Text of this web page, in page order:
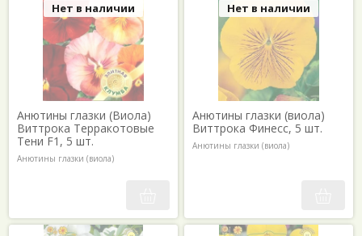
Нет в наличии
Анютины глазки (Виола)
Виттрока Терракотовые
Тени F1, 5 шт.
Анютины глазки (виола)
Нет в наличии
Анютины глазки (виола)
Виттрока Финесс, 5 шт.
Анютины глазки (виола)